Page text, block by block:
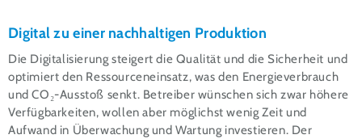
Digital zu einer nachhaltigen Produktion
Die Digitalisierung steigert die Qualität und die Sicherheit und
optimiert den Ressourceneinsatz, was den Energieverbrauch
und CO₂-Ausstoß senkt. Betreiber wünschen sich zwar höhere
Verfügbarkeiten, wollen aber möglichst wenig Zeit und
Aufwand in Überwachung und Wartung investieren. Der